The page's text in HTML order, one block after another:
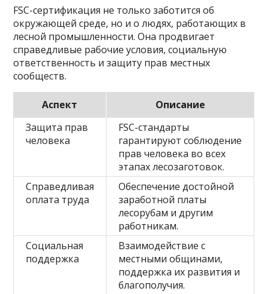
FSC-сертификация не только заботится об
окружающей среде, но и о людях, работающих в
лесной промышленности. Она продвигает
справедливые рабочие условия, социальную
ответственность и защиту прав местных
сообществ.
Аспект
Описание
Защита прав
человека
FSC-стандарты
гарантируют соблюдение
прав человека во всех
этапах лесозаготовок.
Справедливая
оплата труда
Обеспечение достойной
заработной платы
лесорубам и другим
работникам.
Социальная
поддержка
Взаимодействие с
местными общинами,
поддержка их развития и
благополучия.